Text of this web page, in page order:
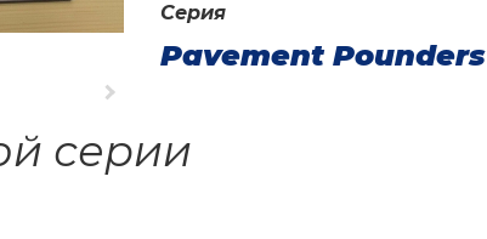
Серия
Pavement Pounders
серии